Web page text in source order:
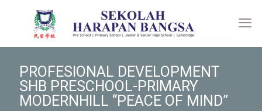
PROFESIONAL DEVELOPMENT
SHB PRESCHOOL-PRIMARY
MODERNHILL “PEACE OF MIND”